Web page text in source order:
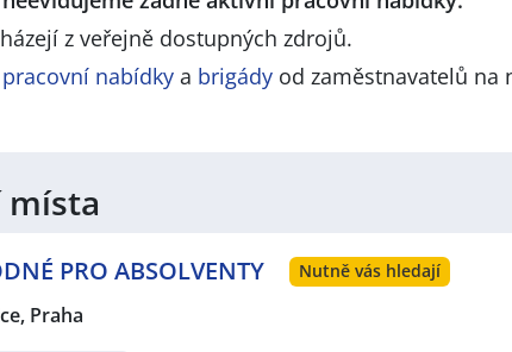
z veřejně dostupných zdrojů.
pracovní nabídky a brigády od zaměstnavatelů na
místa
PRO ABSOLVENTY Nutně vás hledají
Praha